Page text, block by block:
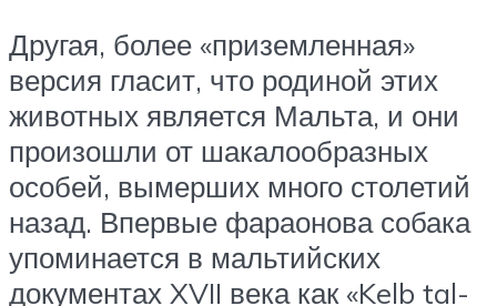
Другая, более «приземленная»
версия гласит, что родиной этих
животных является Мальта, и они
произошли от шакалообразных
особей, вымерших много столетий
назад. Впервые фараонова собака
упоминается в мальтийских
документах XVII века как «Kelb tal-